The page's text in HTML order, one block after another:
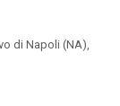
di Napoli (NA),